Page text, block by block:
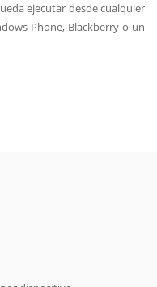
ejecutar desde cualquier
Phone, Blackberry o un